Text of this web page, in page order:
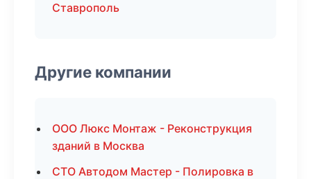
Ставрополь
Другие компании
ООО Люкс Монтаж - Реконструкция
зданий в Москва
СТО Автодом Мастер - Полировка в